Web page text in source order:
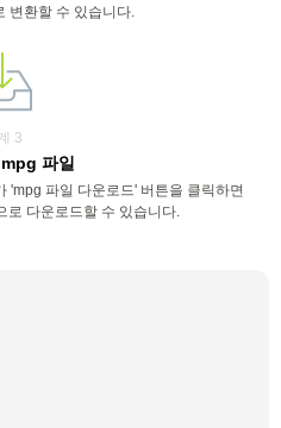
변환할 수 있습니다.
3
파일
'mpg 파일 다운로드' 버튼을 클릭하면
로 다운로드할 수 있습니다.